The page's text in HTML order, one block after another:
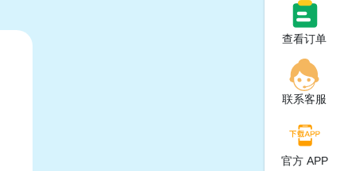
查看订单
联系客服
官方 APP